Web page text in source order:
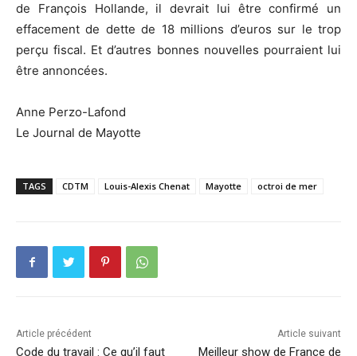
de François Hollande, il devrait lui être confirmé un
effacement de dette de 18 millions d’euros sur le trop
perçu fiscal. Et d’autres bonnes nouvelles pourraient lui
être annoncées.
Anne Perzo-Lafond
Le Journal de Mayotte
TAGS CDTM Louis-Alexis Chenat Mayotte octroi de mer
Article précédent
Code du travail : Ce qu’il faut
Article suivant
Meilleur show de France de